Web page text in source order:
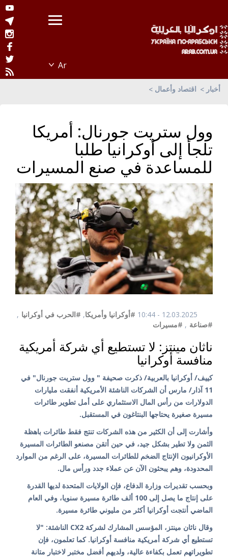
أخبار اقتصاد وأعمال
وول ستريت جورنال: أمريكا
تلجأ إلى أوكرانيا طلبا
للمساعدة في صنع المسيرات
12.03.2025 - 10:44 #أوكرانيا وأمريكا, #الحرب في أوكرانيا ,
#صناعة , #مسيرات
ناثان مينتز: لا تستطيع أي شركة أمريكية
منافسة أوكرانيا
كييف/ أوكرانيا بالعربية/ ذكرت صحيفة " وول ستريت جورنال" في
11 آذار/ مارس أن الشركات الناشئة الأمريكية أنفقت مليارات
الدولارات من رأس المال الاستثماري على أمل تطوير طائرات
مسيرة صغيرة يحتاجها البنتاغون في المستقبل.
وأشارت إلى أن الكثير من هذه الشركات تنتج فقط طائرات باهظة
الثمن ولا تطير بشكل جيد، في حين أتقن مصنعو الطائرات المسيرة
الأوكرانيون الإنتاج الضخم للطائرات المسيرة، على الرغم من الموارد
المحدودة، وهم يبحثون الآن عن عملاء جدد ورأس مال.
وبحسب تقديرات وزارة الدفاع، فإن الولايات المتحدة لديها القدرة
على إنتاج ما يصل إلى 100 ألف طائرة مسيرة سنويا، وفي العام
الماضي أنتجت أوكرانيا أكثر من مليوني طائرة مسيرة.
وقال ناثان مينتز، المؤسس المشارك لشركة CX2 الناشئة: "لا
تستطيع أي شركة أمريكية منافسة أوكرانيا. كما تعلمون، فإن
تطويراتهم تعمل بكفاءة عالية، ولديهم أفضل مختبر لاختبار متانة